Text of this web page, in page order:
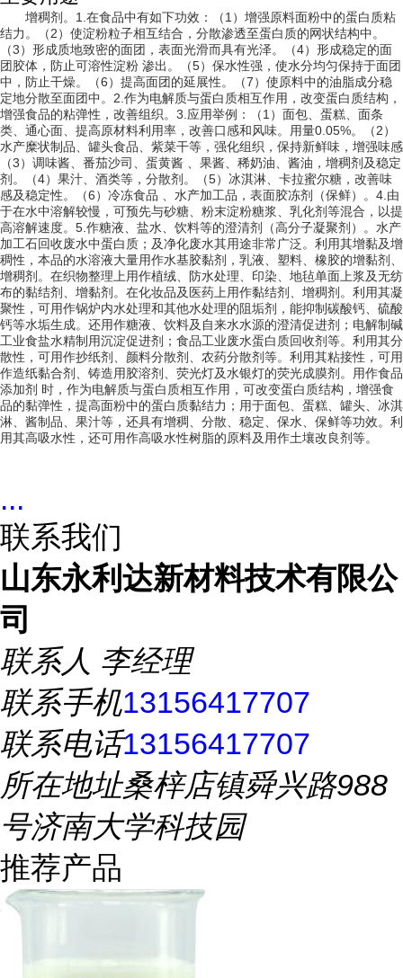
增稠剂。1.在食品中有如下功效：（1）增强原料面粉中的蛋白质粘
结力。（2）使淀粉粒子相互结合，分散渗透至蛋白质的网状结构中。
（3）形成质地致密的面团，表面光滑而具有光泽。（4）形成稳定的面
团胶体，防止可溶性淀粉 渗出。（5）保水性强，使水分均匀保持于面团
中，防止干燥。（6）提高面团的延展性。（7）使原料中的油脂成分稳
定地分散至面团中。2.作为电解质与蛋白质相互作用，改变蛋白质结构，
增强食品的粘弹性，改善组织。3.应用举例：（1）面包、蛋糕、面条
类、通心面、提高原材料利用率，改善口感和风味。用量0.05%。（2）
水产糜状制品、罐头食品、紫菜干等，强化组织，保持新鲜味，增强味感
（3）调味酱、番茄沙司、蛋黄酱 、果酱、稀奶油、酱油，增稠剂及稳定
剂。（4）果汁、酒类等，分散剂。（5）冰淇淋、卡拉蜜尔糖，改善味
感及稳定性。（6）冷冻食品 、水产加工品，表面胶冻剂（保鲜）。4.由
于在水中溶解较慢，可预先与砂糖、粉末淀粉糖浆、乳化剂等混合，以提
高溶解速度。5.作糖液、盐水、饮料等的澄清剂（高分子凝聚剂）。水产
加工石回收废水中蛋白质；及净化废水其用途非常广泛。利用其增黏及增
稠性，本品的水溶液大量用作水基胶黏剂，乳液、塑料、橡胶的增黏剂、
增稠剂。在织物整理上用作植绒、防水处理、印染、地毡单面上浆及无纺
布的黏结剂、增黏剂。在化妆品及医药上用作黏结剂、增稠剂。利用其凝
聚性，可用作锅炉内水处理和其他水处理的阻垢剂，能抑制碳酸钙、硫酸
钙等水垢生成。还用作糖液、饮料及自来水水源的澄清促进剂；电解制碱
工业食盐水精制用沉淀促进剂；食品工业废水蛋白质回收剂等。利用其分
散性，可用作抄纸剂、颜料分散剂、农药分散剂等。利用其粘接性，可用
作造纸黏合剂、铸造用胶溶剂、荧光灯及水银灯的荧光成膜剂。用作食品
添加剂 时，作为电解质与蛋白质相互作用，可改变蛋白质结构，增强食
品的黏弹性，提高面粉中的蛋白质黏结力；用于面包、蛋糕、罐头、冰淇
淋、酱制品、果汁等，还具有增稠、分散、稳定、保水、保鲜等功效。利
用其高吸水性，还可用作高吸水性树脂的原料及用作土壤改良剂等。
...
联系我们
山东永利达新材料技术有限公
司
联系人 李经理
联系手机13156417707
联系电话13156417707
所在地址桑梓店镇舜兴路988
号济南大学科技园
推荐产品